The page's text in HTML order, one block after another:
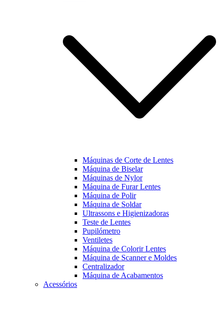
Máquinas de Corte de Lentes
Máquina de Biselar
Máquinas de Nylor
Máquina de Furar Lentes
Máquina de Polir
Máquina de Soldar
Ultrassons e Higienizadoras
Teste de Lentes
Pupilómetro
Ventiletes
Máquina de Colorir Lentes
Máquina de Scanner e Moldes
Centralizador
Máquina de Acabamentos
Acessórios